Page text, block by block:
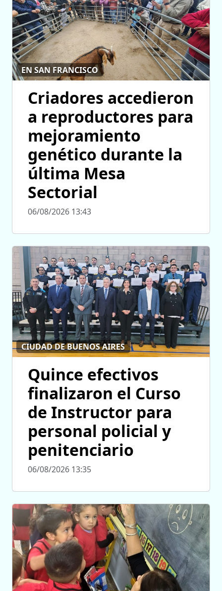
EN SAN FRANCISCO
Criadores accedieron
a reproductores para
mejoramiento
genético durante la
última Mesa
Sectorial
06/08/2026 13:43
CIUDAD DE BUENOS AIRES
Quince efectivos
finalizaron el Curso
de Instructor para
personal policial y
penitenciario
06/08/2026 13:35